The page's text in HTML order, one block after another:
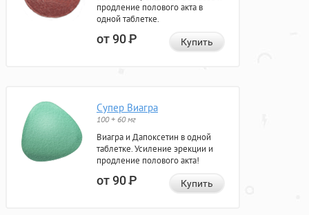
продление полового акта в
одной таблетке.
от 90Р Купить
Супер Виагра
100 + 60 мг
Виагра и Дапоксетин в одной
таблетке. Усиление эрекции и
продление полового акта!
от 90Р Купить